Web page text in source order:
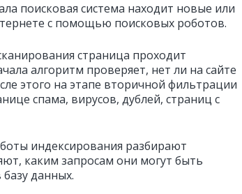
поисковая система находит новые или
с помощью поисковых роботов.
страница проходит
алгоритм проверяет, нет ли на сайте
этого на этапе вторичной фильтрации
спама, вирусов, дублей, страниц с
индексирования разбирают
каким запросам они могут быть
данных.